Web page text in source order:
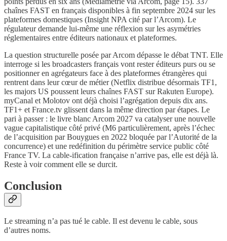
chaînes FAST en français disponibles à fin septembre 2024 sur les
plateformes domestiques (Insight NPA cité par l’Arcom). Le
régulateur demande lui-même une réflexion sur les asymétries
réglementaires entre éditeurs nationaux et plateformes.
La question structurelle posée par Arcom dépasse le débat TNT. Elle
interroge si les broadcasters français vont rester éditeurs purs ou se
positionner en agrégateurs face à des plateformes étrangères qui
rentrent dans leur cœur de métier (Netflix distribue désormais TF1,
les majors US poussent leurs chaînes FAST sur Rakuten Europe).
myCanal et Molotov ont déjà choisi l’agrégation depuis dix ans.
TF1+ et France.tv glissent dans la même direction par étapes. Le
pari à passer : le livre blanc Arcom 2027 va catalyser une nouvelle
vague capitalistique côté privé (M6 particulièrement, après l’échec
de l’acquisition par Bouygues en 2022 bloquée par l’Autorité de la
concurrence) et une redéfinition du périmètre service public côté
France TV. La cable-ification française n’arrive pas, elle est déjà là.
Reste à voir comment elle se durcit.
Conclusion
Le streaming n’a pas tué le cable. Il est devenu le cable, sous
d’autres noms.